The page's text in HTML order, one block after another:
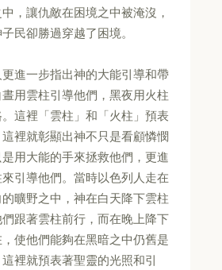
，讓仇敵在困境之中被淹沒，
民卻勝過穿越了困境。
進一步指出神的大能引導和帶
用雲柱引導他們，黑夜用火柱
這裡「雲柱」和「火柱」預表
裡就彰顯出神不只是看顧憐憫
用大能的手來拯救他們，更進
引導他們。當時以色列人走在
曠野之中，神在白天降下雲柱
跟著雲柱前行，而在晚上降下
使他們能夠在黑暗之中仍舊是
裡就預表著聖靈的光照和引